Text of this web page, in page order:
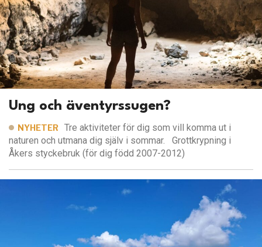
Ung och äventyrssugen?
NYHETER Tre aktiviteter för dig som vill komma ut i
naturen och utmana dig själv i sommar. Grottkrypning i
Åkers styckebruk (för dig född 2007-2012)